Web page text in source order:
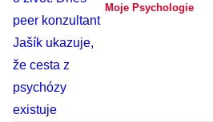
Moje Psychologie